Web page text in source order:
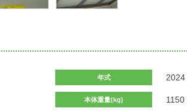
年式 2024
本体重量(kg) 1150